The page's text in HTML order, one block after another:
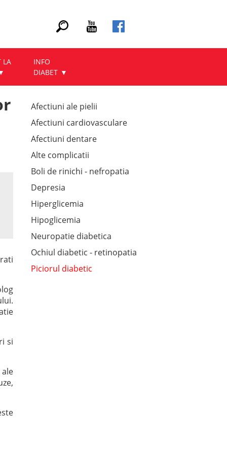
LA
INFO
DIABET
si
Afectiuni ale pielii
Afectiuni cardiovasculare
Afectiuni dentare
Alte complicatii
Boli de rinichi - nefropatia
Depresia
Hiperglicemia
Hipoglicemia
Neuropatie diabetica
Ochiul diabetic - retinopatia
Piciorul diabetic